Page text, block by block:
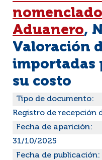
Aduanero,
Valoración
importadas
su costo
Tipo de documento:
Registro de recepción
Fecha de aparición:
31/10/2025
Fecha de publicación: